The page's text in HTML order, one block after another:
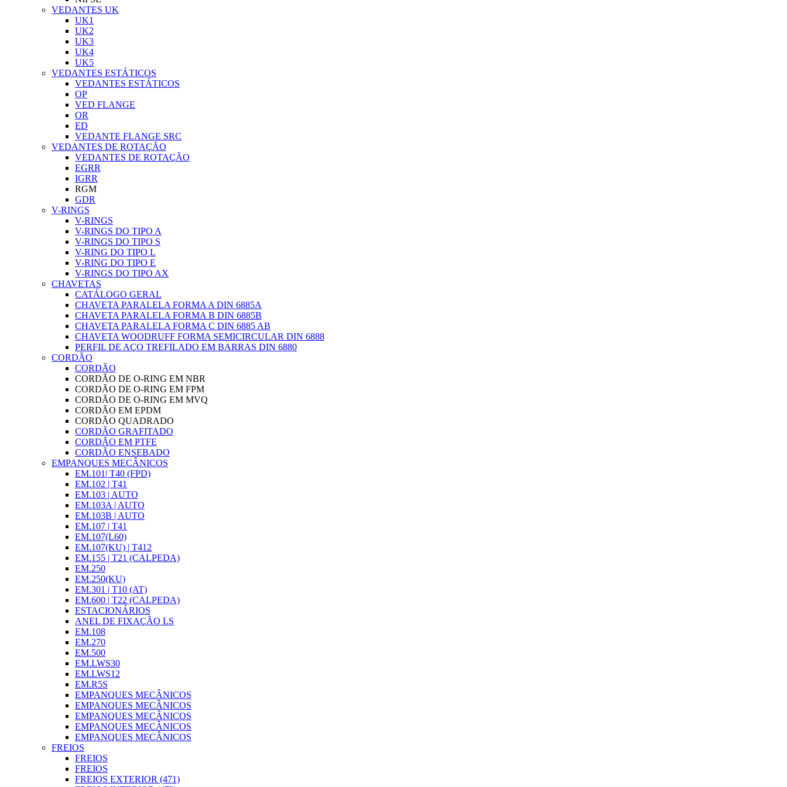
VEDANTES UK
UK1
UK2
UK3
UK4
UK5
VEDANTES ESTÁTICOS
VEDANTES ESTÁTICOS
OP
VED FLANGE
OR
ED
VEDANTE FLANGE SRC
VEDANTES DE ROTAÇÃO
VEDANTES DE ROTAÇÃO
EGRR
IGRR
RGM
GDR
V-RINGS
V-RINGS
V-RINGS DO TIPO A
V-RINGS DO TIPO S
V-RING DO TIPO L
V-RING DO TIPO E
V-RINGS DO TIPO AX
CHAVETAS
CATÁLOGO GERAL
CHAVETA PARALELA FORMA A DIN 6885A
CHAVETA PARALELA FORMA B DIN 6885B
CHAVETA PARALELA FORMA C DIN 6885 AB
CHAVETA WOODRUFF FORMA SEMICIRCULAR DIN 6888
PERFIL DE AÇO TREFILADO EM BARRAS DIN 6880
CORDÃO
CORDÃO
CORDÃO DE O-RING EM NBR
CORDÃO DE O-RING EM FPM
CORDÃO DE O-RING EM MVQ
CORDÃO EM EPDM
CORDÃO QUADRADO
CORDÃO GRAFITADO
CORDÃO EM PTFE
CORDÃO ENSEBADO
EMPANQUES MECÂNICOS
EM.101| T40 (FPD)
EM.102 | T41
EM.103 | AUTO
EM.103A | AUTO
EM.103B | AUTO
EM.107 | T41
EM.107(L60)
EM.107(KU) | T412
EM.155 | T21 (CALPEDA)
EM.250
EM.250(KU)
EM.301 | T10 (AT)
EM.600 | T22 (CALPEDA)
ESTACIONÁRIOS
ANEL DE FIXAÇÃO LS
EM.108
EM.270
EM.500
EM.LWS30
EM.LWS12
EM.R5S
EMPANQUES MECÂNICOS
EMPANQUES MECÂNICOS
EMPANQUES MECÂNICOS
EMPANQUES MECÂNICOS
EMPANQUES MECÂNICOS
FREIOS
FREIOS
FREIOS
FREIOS EXTERIOR (471)